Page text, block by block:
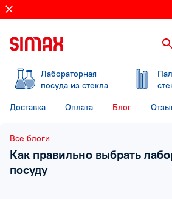
Лабораторная
посуда из стекла
Доставка
Оплата Блог
Все блоги
Как правильно выбрать
посуду